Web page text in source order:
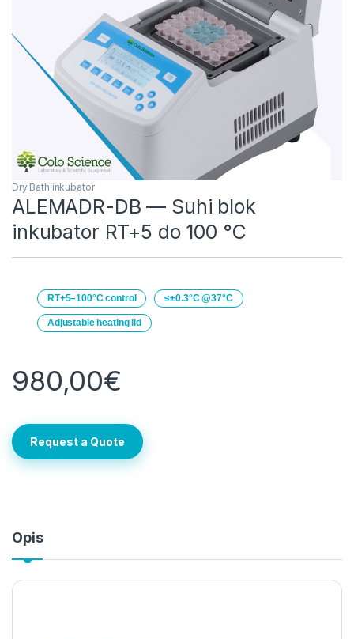
Dry Bath inkubator
ALEMADR-DB — Suhi blok
inkubator RT+5 do 100 °C
RT+5–100°C control ≤±0.3°C @37°C
Adjustable heating lid
980,00€
Request a Quote
Opis